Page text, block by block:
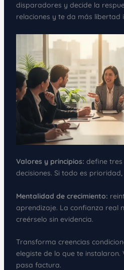
disparadores y decide la
relaciones y te da más libertad
Valores y principios: define
decisiones. Si todo es
Mentalidad de crecimiento:
aprendizaje. La confianza real
creérselo sin evidencia.
Transforma creencias
elegiste de lo que te
pasa factura.